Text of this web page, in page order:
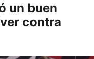
un buen
contra